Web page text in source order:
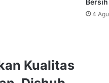
Bersih
4